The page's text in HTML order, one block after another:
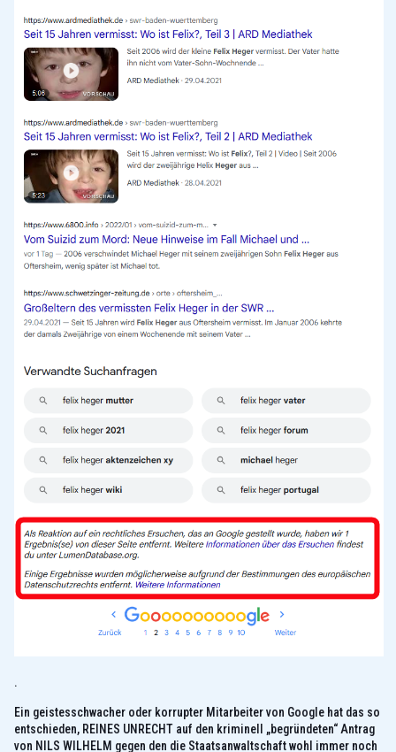
.
Ein geistesschwacher oder korrupter Mitarbeiter von Google hat das so
entschieden, REINES UNRECHT auf den kriminell „begründeten“ Antrag
von NILS WILHELM gegen den die Staatsanwaltschaft wohl immer noch